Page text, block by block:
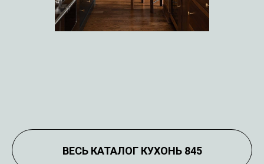
ВЕСЬ КАТАЛОГ КУХОНЬ 845